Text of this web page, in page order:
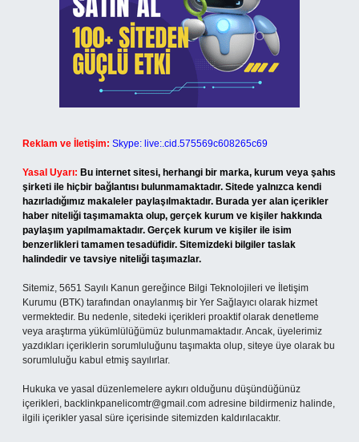
Reklam ve İletişim: Skype: live:.cid.575569c608265c69
Yasal Uyarı: Bu internet sitesi, herhangi bir marka, kurum veya şahıs
şirketi ile hiçbir bağlantısı bulunmamaktadır. Sitede yalnızca kendi
hazırladığımız makaleler paylaşılmaktadır. Burada yer alan içerikler
haber niteliği taşımamakta olup, gerçek kurum ve kişiler hakkında
paylaşım yapılmamaktadır. Gerçek kurum ve kişiler ile isim
benzerlikleri tamamen tesadüfidir. Sitemizdeki bilgiler taslak
halindedir ve tavsiye niteliği taşımazlar.
Sitemiz, 5651 Sayılı Kanun gereğince Bilgi Teknolojileri ve İletişim
Kurumu (BTK) tarafından onaylanmış bir Yer Sağlayıcı olarak hizmet
vermektedir. Bu nedenle, sitedeki içerikleri proaktif olarak denetleme
veya araştırma yükümlülüğümüz bulunmamaktadır. Ancak, üyelerimiz
yazdıkları içeriklerin sorumluluğunu taşımakta olup, siteye üye olarak bu
sorumluluğu kabul etmiş sayılırlar.
Hukuka ve yasal düzenlemelere aykırı olduğunu düşündüğünüz
içerikleri, backlinkpanelicomtr@gmail.com adresine bildirmeniz halinde,
ilgili içerikler yasal süre içerisinde sitemizden kaldırılacaktır.